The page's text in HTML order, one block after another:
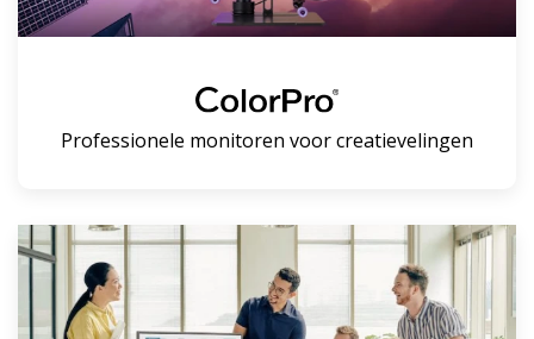
Professionele monitoren voor creatievelingen